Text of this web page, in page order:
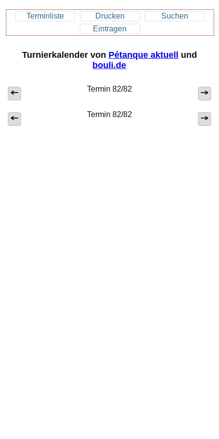
Terminliste Drucken
Suchen
Eintragen
Turnierkalender von Pétanque aktuell und
bouli.de
Termin 82/82
Termin 82/82